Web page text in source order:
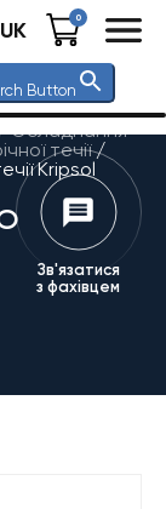
UK 0
Button
Обладнання
течії/
Kripsol
Зв'язатися
з фахівцем